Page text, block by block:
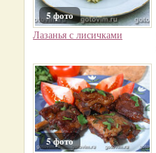
5 фото
Лазанья с лисичками
5 фото